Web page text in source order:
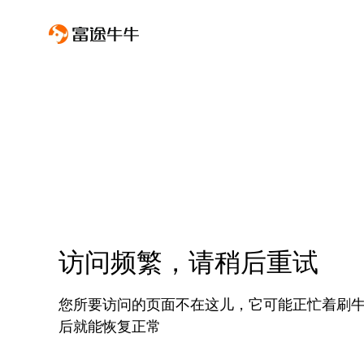
访问频繁，请稍后重试
您所要访问的页面不在这儿，它可能正忙着刷
后就能恢复正常